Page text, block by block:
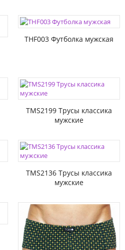
THF003 Футболка мужская
TMS2199 Трусы классика
мужские
TMS2136 Трусы классика
мужские